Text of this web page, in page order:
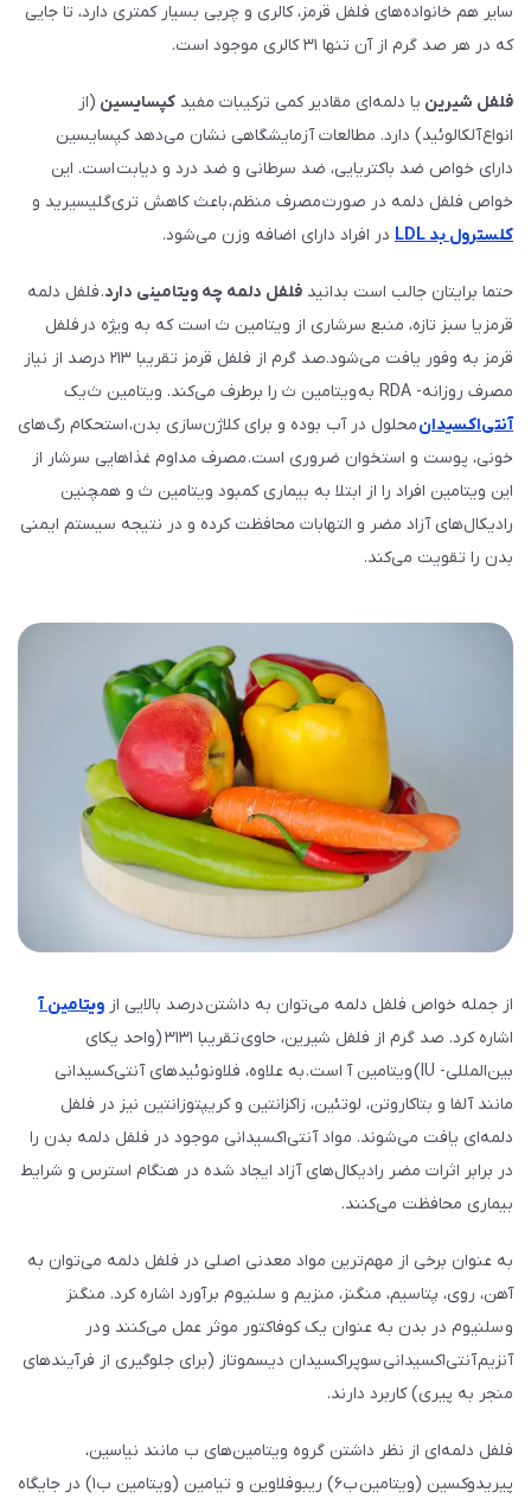
سایر هم خانواده‌های فلفل قرمز، کالری و چربی بسیار کمتری دارد، تا جایی
که در هر صد گرم از آن تنها ۳۱ کالری موجود است.
فلفل شیرین یا دلمه‌ای مقادیر کمی ترکیبات مفید کپسایسین (از
انواع آلکالوئید) دارد. مطالعات آزمایشگاهی نشان می‌دهد کپسایسین
دارای خواص ضد باکتریایی، ضد سرطانی و ضد درد و دیابت است. این
خواص فلفل دلمه در صورت مصرف منظم، باعث کاهش تری‌گلیسیرید و
کلسترول بد LDL
در افراد دارای اضافه وزن می‌شود.
حتما برایتان جالب است بدانید فلفل دلمه چه ویتامینی دارد. فلفل دلمه
قرمز یا سبز تازه، منبع سرشاری از ویتامین ث است که به ویژه در فلفل
قرمز به وفور یافت می‌شود.صد گرم از فلفل قرمز تقریبا ۲۱۳ درصد از نیاز
مصرف روزانه- RDA به ویتامین ث را برطرف می‌کند. ویتامین ث یک
آنتی‌اکسیدانمحلول در آب بوده و برای کلاژن‌سازی بدن، استحکام رگ‌های
خونی، پوست و استخوان ضروری است. مصرف مداوم غذاهایی سرشار از
این ویتامین افراد را از ابتلا به بیماری کمبود ویتامین ث و همچنین
رادیکا‌ل‌های آزاد مضر و التهابات محافظت کرده و در نتیجه سیستم ایمنی
بدن را تقویت می‌کند.
از جمله خواص فلفل دلمه می‌توان به داشتن درصد بالایی از ویتامین آ
اشاره کرد. صد گرم از فلفل شیرین، حاوی تقریبا ۳۱۳۱ (واحد یکای
بین‌المللی- IU) ویتامین آ است. به علاوه، فلاونوئیدهای آنتی‌کسیدانی
مانند آلفا و بتاکاروتن، لوتئین، زاکزانتین و کریپتوزانتین نیز در فلفل
دلمه‌ای یافت می‌شوند. مواد آنتی‌اکسیدانی موجود در فلفل دلمه بدن را
در برابر اثرات مضر رادیکال‌های آزاد ایجاد شده در هنگام استرس و شرایط
بیماری محافظت می‌کنند.
به عنوان برخی از مهم‌ترین مواد معدنی اصلی در فلفل دلمه می‌توان به
آهن، روی، پتاسیم، منگنز، منزیم و سلنیوم برآورد اشاره کرد. منگنز
و سلنیوم در بدن به عنوان یک کوفاکتور موثر عمل می‌کنند و در
آنزیم آنتی‌اکسیدانی سوپراکسیدان دیسموتاز (برای جلوگیری از فرآیندهای
منجر به پیری) کاربرد دارند.
فلفل دلمه‌ای از نظر داشتن گروه ویتامین‌های ب مانند نیاسین،
پیریدوکسین (ویتامین ب۶) ریبوفلاوین و تیامین (ویتامین ب۱) در جایگاه